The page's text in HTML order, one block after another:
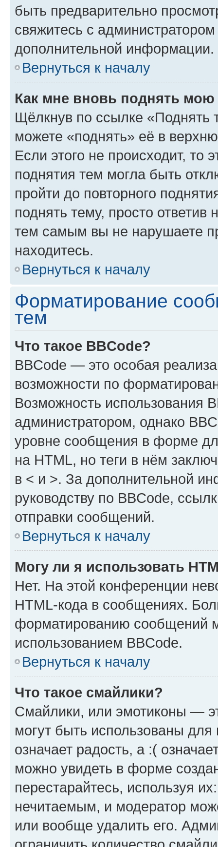
быть предварительно
свяжитесь с
дополнительной информации.
Вернуться к началу
Как мне вновь поднять мою
Щёлкнув по ссылке «Поднять
можете «поднять» её в
Если этого не происходит, то
поднятия тем могла быть
пройти до повторного
поднять тему, просто ответив
тем самым вы не нарушаете
находитесь.
Вернуться к началу
Форматирование
тем
Что такое BBCode?
BBCode — это особая
возможности по
Возможность использования
администратором, однако
уровне сообщения в форме
на HTML, но теги в нём
в < и >. За дополнительной
руководству по BBCode,
отправки сообщений.
Вернуться к началу
Могу ли я использовать
Нет. На этой конференции
HTML-кода в сообщениях.
форматированию сообщений
использованием BBCode.
Вернуться к началу
Что такое смайлики?
Смайлики, или эмотиконы —
могут быть использованы
означает радость, а :(
можно увидеть в форме
перестарайтесь, используя
нечитаемым, и модератор
или вообще удалить его.